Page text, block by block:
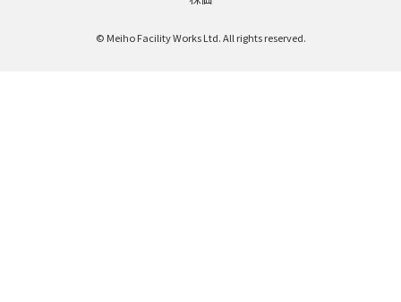
© Meiho Facility Works Ltd. All rights reserved.